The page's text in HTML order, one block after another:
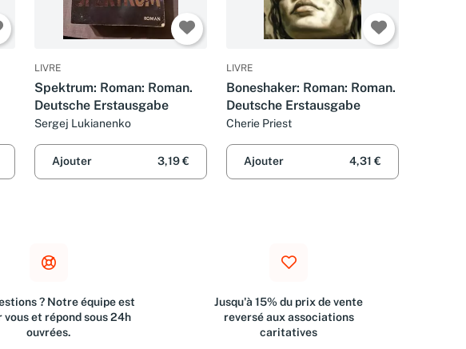
LIVRE
Spektrum: Roman: Roman.
Deutsche Erstausgabe
Sergej Lukianenko
Ajouter 3,19 €
LIVRE
Boneshaker: Roman: Roman.
Deutsche Erstausgabe
Cherie Priest
Ajouter 4,31 €
? Notre équipe est
vous et répond sous 24h
ouvrées.
Jusqu'à 15% du prix de vente
reversé aux associations
caritatives